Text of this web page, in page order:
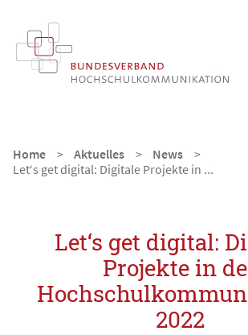
Home Aktuelles
News
Let‘s get digital: Digitale Projekte in ...
Let‘s get digital:
Projekte in
2022